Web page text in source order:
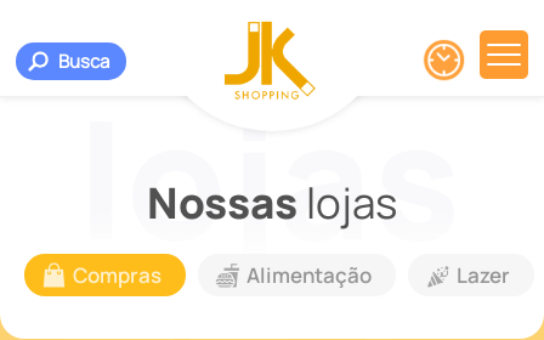
Busca
Nossas lojas
Compras Alimentação Lazer